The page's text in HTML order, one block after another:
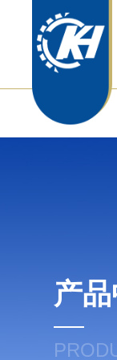
产